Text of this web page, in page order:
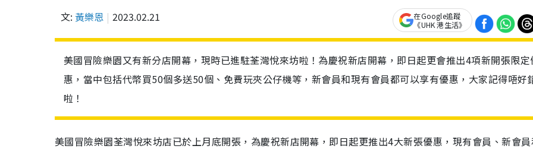
文: 黃樂恩 2023.02.21
在Google追蹤
《UHK 港生活》
美國冒險樂園又有新分店開幕，現時已進駐荃灣悅來坊啦！為慶祝新店開幕，即日起更會推出4項新開張限定
惠，當中包括代幣買50個多送50個、免費玩夾公仔機等，新會員和現有會員都可以享有優惠，大家記得唔好
啦！
美國冒險樂園荃灣悅來坊店已於上月底開張，為慶祝新店開幕，即日起更推出4大新張優惠，現有會員、新會